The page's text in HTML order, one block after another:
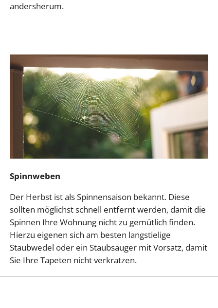
andersherum.
Spinnweben
Der Herbst ist als Spinnensaison bekannt. Diese
sollten möglichst schnell entfernt werden, damit die
Spinnen Ihre Wohnung nicht zu gemütlich finden.
Hierzu eigenen sich am besten langstielige
Staubwedel oder ein Staubsauger mit Vorsatz, damit
Sie Ihre Tapeten nicht verkratzen.